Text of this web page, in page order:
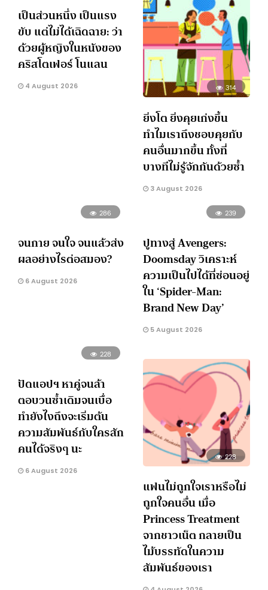
เป็นส่วนหนึ่ง เป็นแรง
ขับ แต่ไม่ได้เฉิดฉาย: ว่า
ด้วยผู้หญิงในหนังของ
คริสโตเฟอร์ โนแลน
4 August 2026 314
ยิ่งโต ยิ่งคุยเก่งขึ้น
ทำไมเราถึงชอบคุยกับ
คนอื่นมากขึ้น ทั้งที่
บางทีไม่รู้จักกันด้วยซ้ำ
3 August 2026
286
จนกาย จนใจ จนแล้วส่ง
ผลอย่างไรต่อสมอง?
6 August 2026
239
ปูทางสู่ Avengers:
Doomsday วิเคราะห์
ความเป็นไปได้ที่ซ่อนอยู่
ใน ‘Spider-Man:
Brand New Day’
5 August 2026
228
ปัดแอปฯ หาคู่จนล้า
ตอบวนซ้ำเดิมจนเบื่อ
ทำยังไงถึงจะเริ่มต้น
ความสัมพันธ์กับใครสัก
คนได้จริงๆ นะ
6 August 2026
228
แฟนไม่ถูกใจเราหรือไม่
ถูกใจคนอื่น เมื่อ
Princess Treatment
จากชาวเน็ต กลายเป็น
ไม้บรรทัดในความ
สัมพันธ์ของเรา